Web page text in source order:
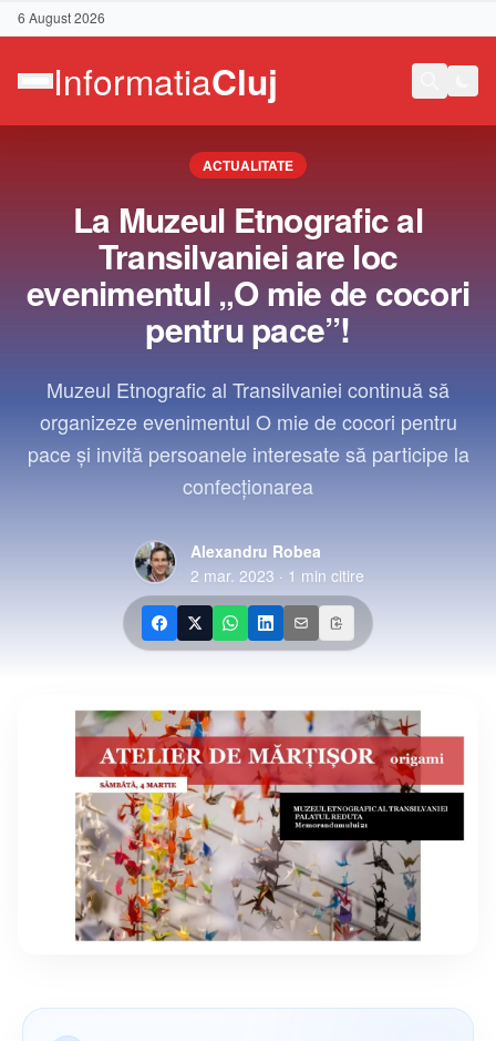
6 August 2026
Contact
ACTUALITATE
La Muzeul Etnografic al
Transilvaniei are loc
evenimentul „O mie de cocori
pentru pace”!
Muzeul Etnografic al Transilvaniei continuă să
organizeze evenimentul O mie de cocori pentru
pace și invită persoanele interesate să participe la
confecționarea
Alexandru Robea
2 mar. 2023 · 1 min citire